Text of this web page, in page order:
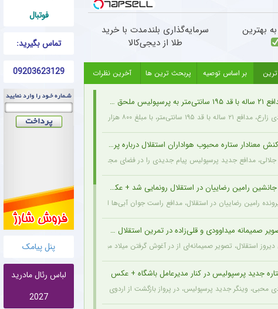
فوتبال
تماس بگیرید:
09203623129
پنل پیامک
لباس رئال مادرید
2027
بهترین
سرمایه‌گذاری بلندمدت با خرید
طلا از دیجی‌کالا
ترین بر اساس توصیه پربحث ترین ها آخرین نظرات
به پرسپولیس ملحق شد + عکس
با مبلغ ۸۰۰ هزار دلار از اخمت گروژنی به پرسپولیس پیوست.
معنادار ستاره محبوب هواداران استقلال درباره پرسپولیس + عکس
جلالی، مدافع جدید پرسپولیس پیام جدیدی را در فضای مجازی به اشتراک گذاشت: تمام قلبم
جانشین رامین رضاییان در استقلال رونمایی شد + عکس
رامین رضاییان در استقلال، مدافع راست جوان آبی‌ها انگیزه بیشتری برای شروع فصل پیدا
صمیمانه میداوودی و قلی‌زاده در تمرین استقلال + عکس
استقلال، تصویر صمیمانه‌ای از در آغوش گرفتن میلاد میداوودی (مربی مهاجمان) و
جدید پرسپولیس در کنار مدیرعامل باشگاه + عکس
محبی، وینگر جدید پرسپولیس، در پرواز بازگشت از اردوی ارزروم در کنار پیمان حدادی دیده شد.